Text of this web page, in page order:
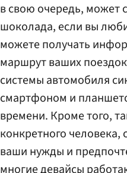
в свою очередь, может
шоколада, если вы
можете получать
маршрут ваших
системы автомобиля
смартфоном и
времени. Кроме того,
конкретного
ваши нужды и
многие девайсы